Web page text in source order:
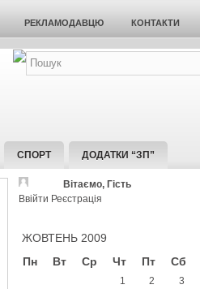
РЕКЛАМОДАВЦЮ КОНТАКТИ
СПОРТ ДОДАТКИ “ЗП”
Вітаємо, Гість
Ввійти Реєстрація
ЖОВТЕНЬ 2009
Пн
Вт Ср Чт Пт Сб
1 2 3